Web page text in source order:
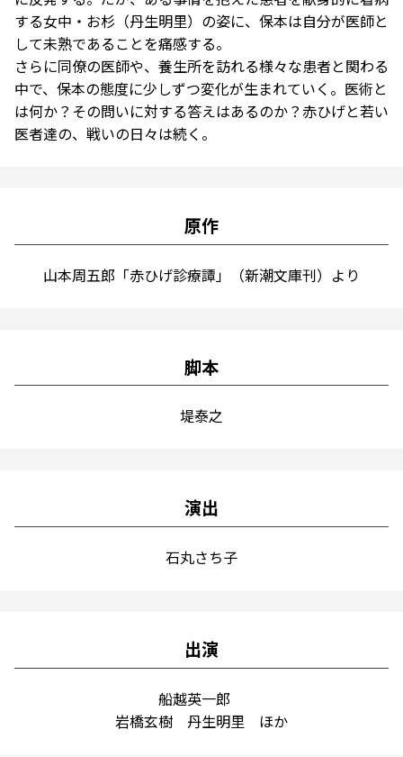
する女中・お杉（丹生明里）の姿に、保本は自分が医師と
して未熟であることを痛感する。
さらに同僚の医師や、養生所を訪れる様々な患者と関わる
中で、保本の態度に少しずつ変化が生まれていく。医術と
は何か？その問いに対する答えはあるのか？赤ひげと若い
医者達の、戦いの日々は続く。
原作
山本周五郎「赤ひげ診療譚」（新潮文庫刊）より
脚本
堤泰之
演出
石丸さち子
出演
船越英一郎
岩橋玄樹 丹生明里 ほか